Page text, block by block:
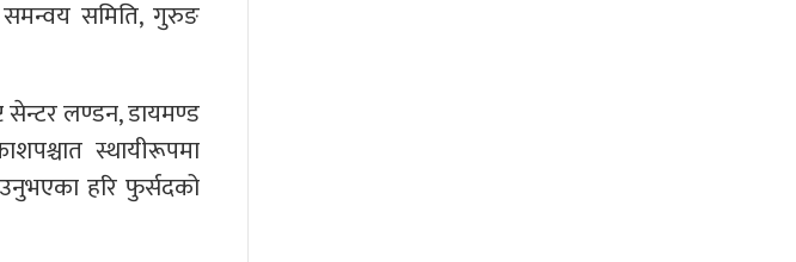
समन्वय समिति, गुरुङ
सेन्टर लण्डन, डायमण्ड
स्थायीरूपमा
हरि फुर्सदको